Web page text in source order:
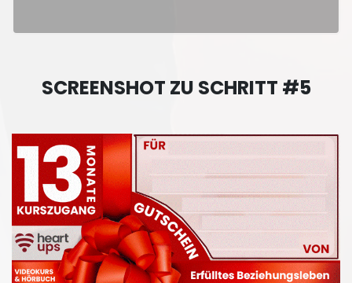
SCREENSHOT ZU SCHRITT #5